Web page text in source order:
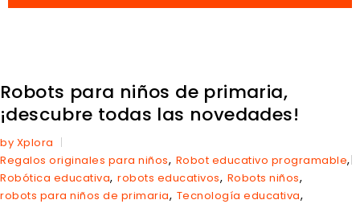
Robots para niños de primaria,
¡descubre todas las novedades!
by Xplora
Regalos originales para niños, Robot educativo programable,
Robótica educativa, robots educativos, Robots niños,
robots para niños de primaria, Tecnología educativa,